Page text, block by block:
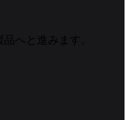
へと進みます。